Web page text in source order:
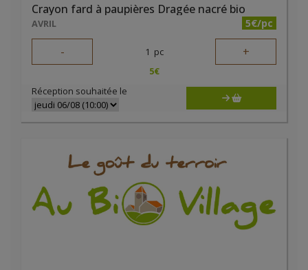
Crayon fard à paupières Dragée nacré bio
AVRIL 5€/pc
- 1 pc +
5€
Réception souhaitée le